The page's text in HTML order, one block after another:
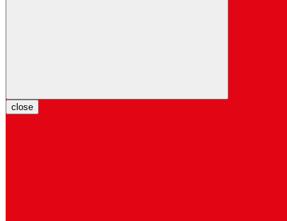
close